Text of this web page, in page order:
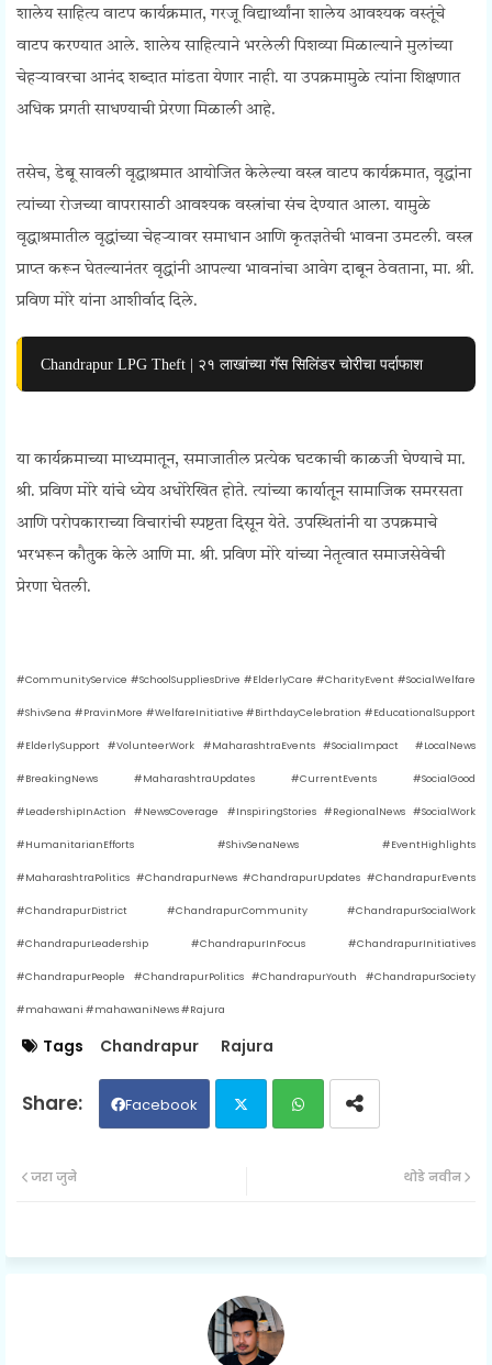
शालेय साहित्य वाटप कार्यक्रमात, गरजू विद्यार्थ्यांना शालेय आवश्यक वस्तूंचे
वाटप करण्यात आले. शालेय साहित्याने भरलेली पिशव्या मिळाल्याने मुलांच्या
चेहऱ्यावरचा आनंद शब्दात मांडता येणार नाही. या उपक्रमामुळे त्यांना शिक्षणात
अधिक प्रगती साधण्याची प्रेरणा मिळाली आहे.
तसेच, डेबू सावली वृद्धाश्रमात आयोजित केलेल्या वस्त्र वाटप कार्यक्रमात, वृद्धांना
त्यांच्या रोजच्या वापरासाठी आवश्यक वस्त्रांचा संच देण्यात आला. यामुळे
वृद्धाश्रमातील वृद्धांच्या चेहऱ्यावर समाधान आणि कृतज्ञतेची भावना उमटली. वस्त्र
प्राप्त करून घेतल्यानंतर वृद्धांनी आपल्या भावनांचा आवेग दाबून ठेवताना, मा. श्री.
प्रविण मोरे यांना आशीर्वाद दिले.
Chandrapur LPG Theft | २१ लाखांच्या गॅस सिलिंडर चोरीचा पर्दाफाश
या कार्यक्रमाच्या माध्यमातून, समाजातील प्रत्येक घटकाची काळजी घेण्याचे मा.
श्री. प्रविण मोरे यांचे ध्येय अधोरेखित होते. त्यांच्या कार्यातून सामाजिक समरसता
आणि परोपकाराच्या विचारांची स्पष्टता दिसून येते. उपस्थितांनी या उपक्रमाचे
भरभरून कौतुक केले आणि मा. श्री. प्रविण मोरे यांच्या नेतृत्वात समाजसेवेची
प्रेरणा घेतली.
#CommunityService #SchoolSuppliesDrive #ElderlyCare #CharityEvent #SocialWelfare
#ShivSena #PravinMore #WelfareInitiative #BirthdayCelebration #EducationalSupport
#ElderlySupport #VolunteerWork #MaharashtraEvents #SocialImpact #LocalNews
#BreakingNews #MaharashtraUpdates #CurrentEvents #SocialGood
#LeadershipInAction #NewsCoverage #InspiringStories #RegionalNews #SocialWork
#HumanitarianEfforts #ShivSenaNews #EventHighlights
#MaharashtraPolitics #ChandrapurNews #ChandrapurUpdates #ChandrapurEvents
#ChandrapurDistrict #ChandrapurCommunity #ChandrapurSocialWork
#ChandrapurLeadership #ChandrapurInFocus #ChandrapurInitiatives
#ChandrapurPeople #ChandrapurPolitics #ChandrapurYouth #ChandrapurSociety
#mahawani #mahawaniNews #Rajura
Tags Chandrapur Rajura
Facebook
ap
थोडे नवीन
जरा जुने